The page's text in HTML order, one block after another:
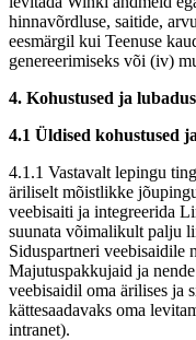
hinnavõrdluse, saitide,
eesmärgil kui Teenuse
genereerimiseks või (iv)
4. Kohustused ja
4.1 Üldised kohustused
4.1.1 Vastavalt lepingu
äriliselt mõistlikke
veebisaiti ja integreerida
suunata võimalikult palju
Siduspartneri veebisaidile
Majutuspakkujaid ja
veebisaidil oma ärilises ja
kättesaadavaks oma
intranet).